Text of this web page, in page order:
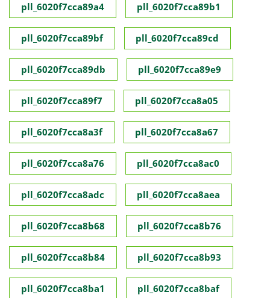
pll_6020f7cca89a4 pll_6020f7cca89b1
pll_6020f7cca89bf pll_6020f7cca89cd
pll_6020f7cca89db pll_6020f7cca89e9
pll_6020f7cca89f7 pll_6020f7cca8a05
pll_6020f7cca8a3f pll_6020f7cca8a67
pll_6020f7cca8a76 pll_6020f7cca8ac0
pll_6020f7cca8adc pll_6020f7cca8aea
pll_6020f7cca8b68 pll_6020f7cca8b76
pll_6020f7cca8b84 pll_6020f7cca8b93
pll_6020f7cca8ba1 pll_6020f7cca8baf